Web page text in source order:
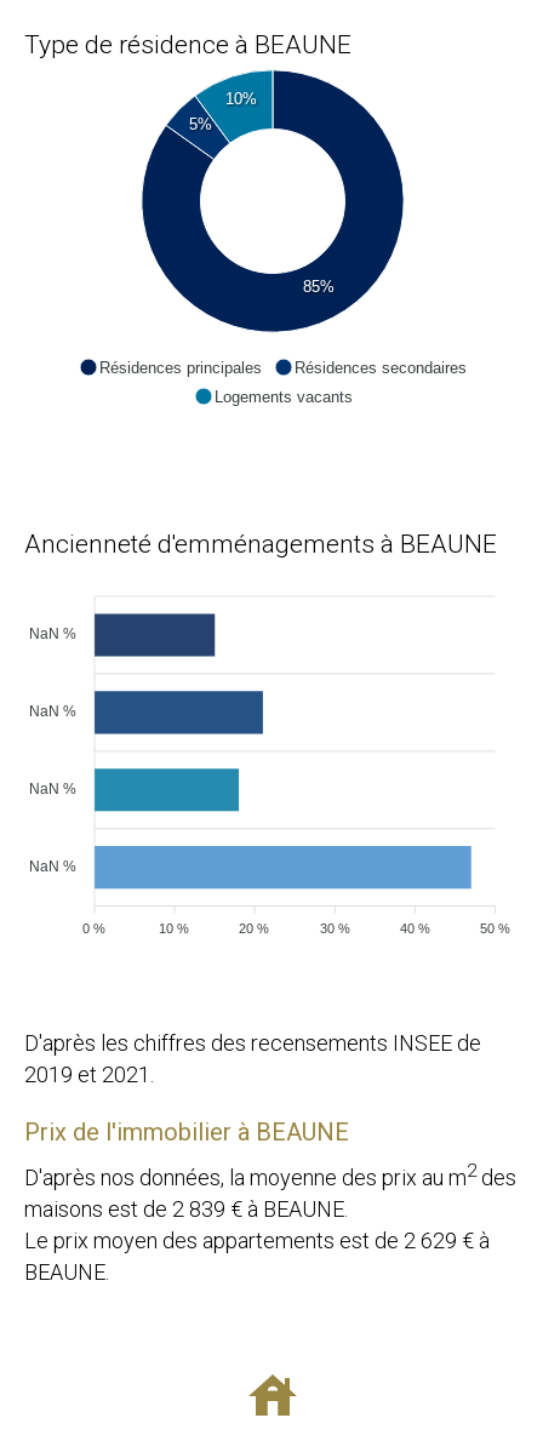
Type de résidence à BEAUNE
85%
5%
10%
Résidences principales
Résidences secondaires
Logements vacants
Ancienneté d'emménagements à BEAUNE
NaN %
NaN %
NaN %
NaN %
50 %
40 %
30 %
20 %
10 %
0 %
D'après les chiffres des recensements INSEE de
2019 et 2021.
Prix de l'immobilier à BEAUNE
D'après nos données, la moyenne des prix au m2des
maisons est de 2 839 € à BEAUNE.
Le prix moyen des appartements est de 2 629 € à
BEAUNE.